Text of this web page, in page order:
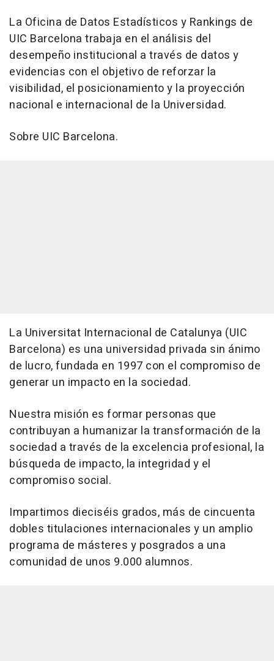
La Oficina de Datos Estadísticos y Rankings de
UIC Barcelona trabaja en el análisis del
desempeño institucional a través de datos y
evidencias con el objetivo de reforzar la
visibilidad, el posicionamiento y la proyección
nacional e internacional de la Universidad.
Sobre UIC Barcelona.
La Universitat Internacional de Catalunya (UIC
Barcelona) es una universidad privada sin ánimo
de lucro, fundada en 1997 con el compromiso de
generar un impacto en la sociedad.
Nuestra misión es formar personas que
contribuyan a humanizar la transformación de la
sociedad a través de la excelencia profesional, la
búsqueda de impacto, la integridad y el
compromiso social.
Impartimos dieciséis grados, más de cincuenta
dobles titulaciones internacionales y un amplio
programa de másteres y posgrados a una
comunidad de unos 9.000 alumnos.